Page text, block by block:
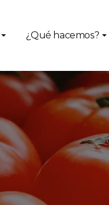
¿Qué hacemos?